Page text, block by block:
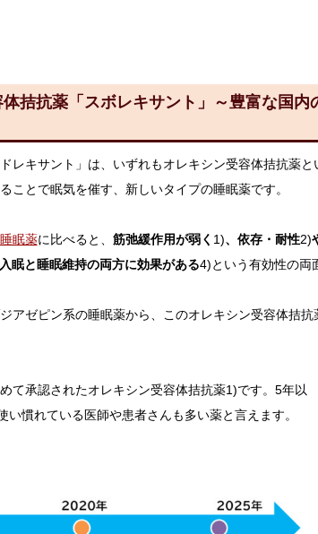
拮抗薬「スボレキサント」～豊富な国内
レキサント」は、いずれもオレキシン受容体拮抗薬と
ことで眠気を催す、新しいタイプの睡眠薬です。
眠薬に比べると、 筋弛緩作用が弱く 1)、依存・耐性2)
眠と睡眠維持の両方に効果がある4)という有効性の両
ゼピン系の睡眠薬から、このオレキシン受容体拮抗
承認されたオレキシン受容体拮抗薬1)です。5年以
い慣れている医師や患者さんも多い薬と言えます。